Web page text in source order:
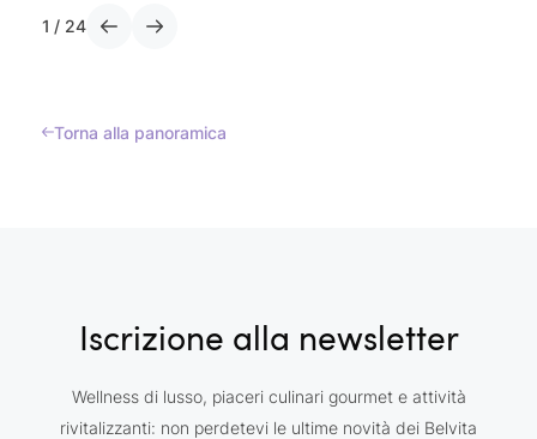
1 / 24
Torna alla panoramica
Iscrizione alla newsletter
Wellness di lusso, piaceri culinari gourmet e attività
rivitalizzanti: non perdetevi le ultime novità dei Belvita